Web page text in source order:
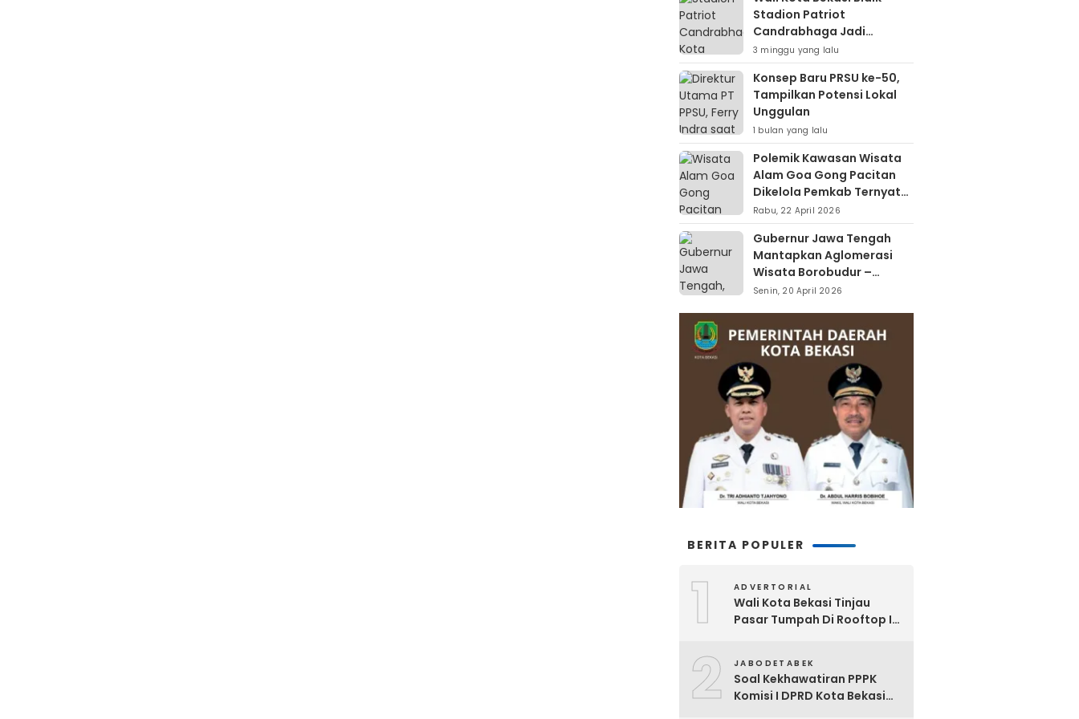
Stadion Patriot
Candrabhaga Jadi
Kawasan Sport City Dan
Sport Tourism
3 minggu yang lalu
Konsep Baru PRSU ke-50,
Tampilkan Potensi Lokal
Unggulan
1 bulan yang lalu
Polemik Kawasan Wisata
Alam Goa Gong Pacitan
Dikelola Pemkab Ternyata
Berdiri Di Atas Lahan Milik
Warga
Rabu, 22 April 2026
Gubernur Jawa Tengah
Mantapkan Aglomerasi
Wisata Borobudur –
Kopeng – Rawa Pening
Senin, 20 April 2026
BERITA POPULER
1 ADVERTORIAL
Wali Kota Bekasi Tinjau
Pasar Tumpah Di Rooftop I
Disiapkan Bertahap
2 JABODETABEK
Soal Kekhawatiran PPPK
Komisi I DPRD Kota Bekasi